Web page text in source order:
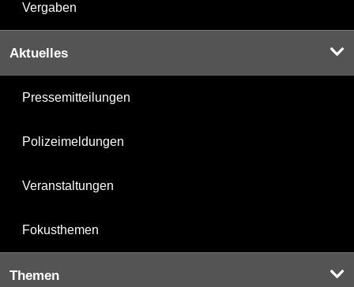
Vergaben
Aktuelles
Pressemitteilungen
Polizeimeldungen
Veranstaltungen
Fokusthemen
Themen